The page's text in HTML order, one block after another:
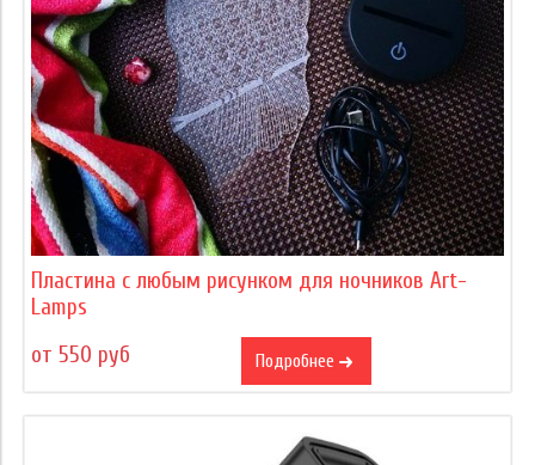
Пластина с любым рисунком для ночников Art-
Lamps
от 550 руб
Подробнее